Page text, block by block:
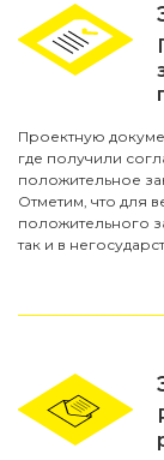
Проектную
где получили
положительное
Отметим, что для
положительного
так и в